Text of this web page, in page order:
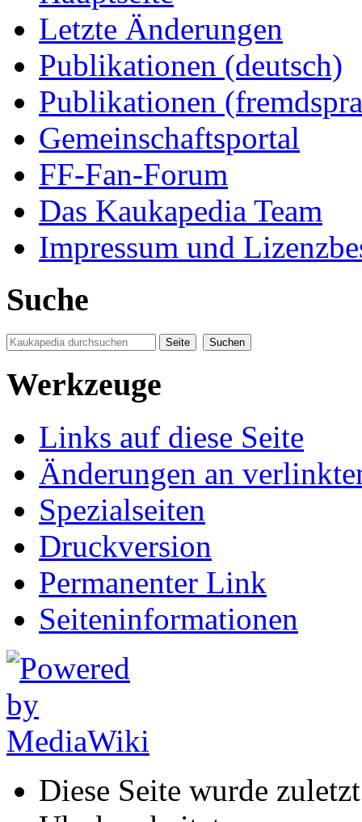
Letzte Änderungen
Publikationen (deutsch)
Publikationen
Gemeinschaftsportal
FF-Fan-Forum
Das Kaukapedia Team
Impressum und
Suche
Werkzeuge
Links auf diese Seite
Änderungen an
Spezialseiten
Druckversion
Permanenter Link
Seiten­informationen
Diese Seite wurde